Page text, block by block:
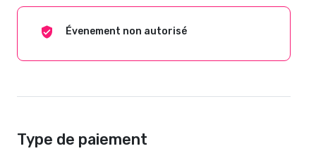
Évenement non autorisé
Type de paiement